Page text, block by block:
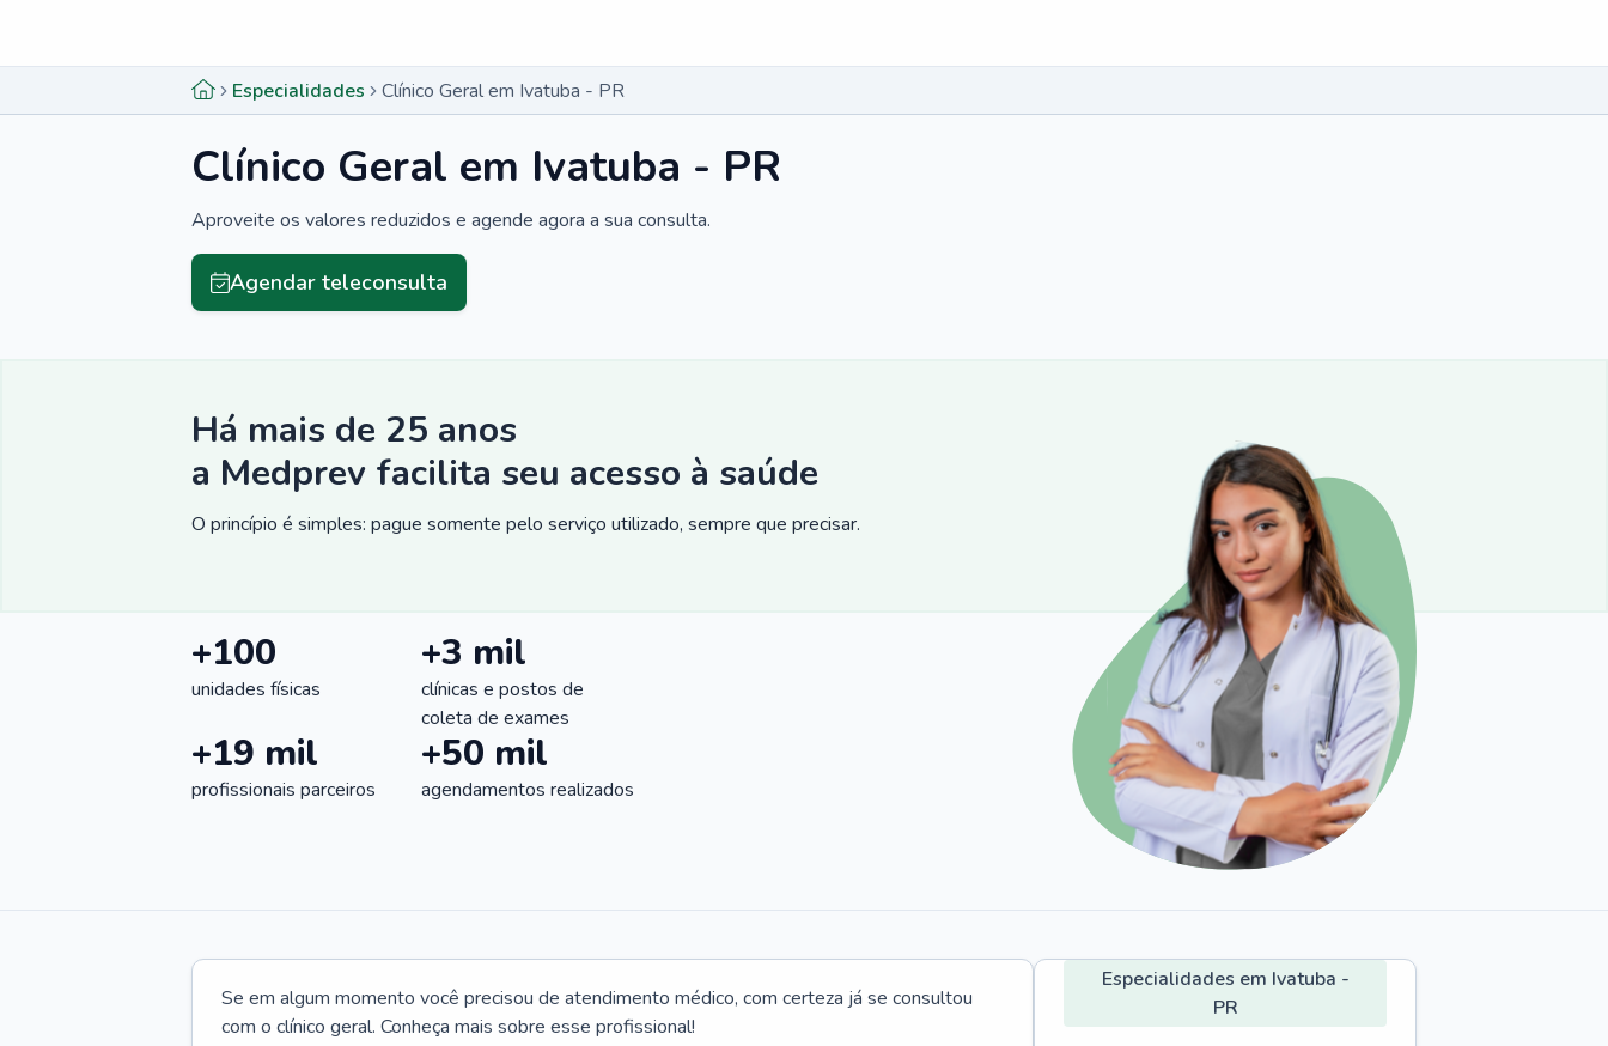
Especialidades Clínico Geral em Ivatuba - PR
Clínico Geral em Ivatuba - PR
Aproveite os valores reduzidos e agende agora a sua consulta.
Agendar teleconsulta
Há mais de 25 anos
a Medprev facilita seu acesso à saúde
O princípio é simples: pague somente pelo serviço utilizado, sempre que precisar.
+100
unidades físicas
+3 mil
clínicas e postos de
coleta de exames
+19 mil
profissionais parceiros
+50 mil
agendamentos realizados
Se em algum momento você precisou de atendimento médico, com certeza já se consultou
com o clínico geral. Conheça mais sobre esse profissional!
Especialidades em Ivatuba -
PR